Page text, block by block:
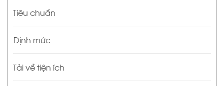
Tiêu chuẩn
Định mức
Tải về tiện ích